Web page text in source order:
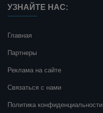
УЗНАЙТЕ НАС:
Главная
Партнеры
Реклама на сайте
Связаться с нами
Политика конфиденциальности